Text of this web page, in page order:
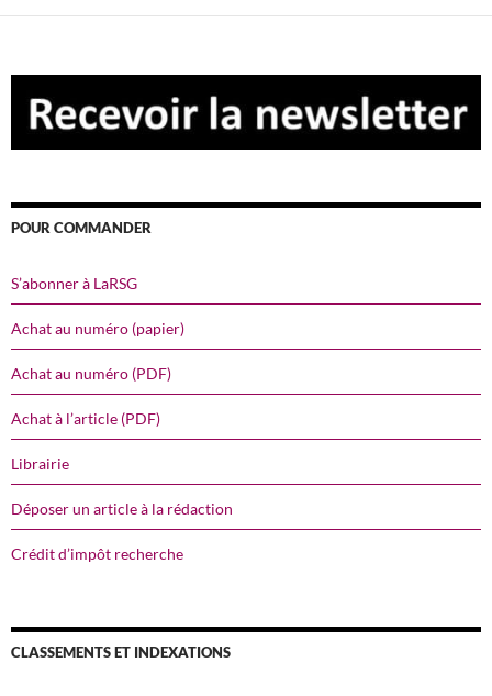
POUR COMMANDER
S’abonner à LaRSG
Achat au numéro (papier)
Achat au numéro (PDF)
Achat à l’article (PDF)
Librairie
Déposer un article à la rédaction
Crédit d’impôt recherche
CLASSEMENTS ET INDEXATIONS